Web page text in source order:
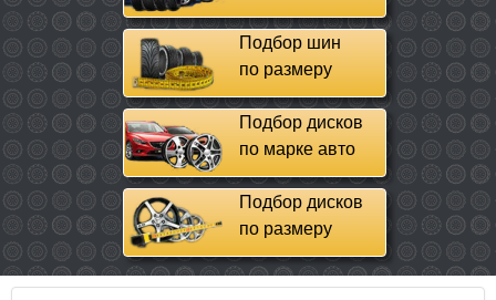
Подбор шин
по размеру
Подбор дисков
по марке авто
Подбор дисков
по размеру